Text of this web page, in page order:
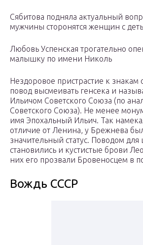
Сябитова подняла актуальный
мужчины сторонятся женщин с
Любовь Успенская трогательно
малышку по имени Николь
Нездоровое пристрастие к знакам
повод высмеивать генсека и
Ильичом Советского Союза (по
Советского Союза). Не менее
имя Эпохальный Ильич. Так
отличие от Ленина, у Брежнева
значительный статус. Поводом для
становились и кустистые брови
них его прозвали Бровеносцем в
Вождь СССР